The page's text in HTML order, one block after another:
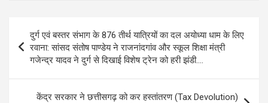
ce
b
o
o
k
se
g
er
at
s
A
p
p
e
gr
a
m
ail py
Li
n
k
ar
Post
navigation
दुर्ग एवं बस्तर संभाग के 876 तीर्थ यात्रियों का दल अयोध्या धाम के लिए
रवाना: सांसद संतोष पाण्डेय ने राजनांदगांव और स्कूल शिक्षा मंत्री
गजेन्द्र यादव ने दुर्ग से दिखाई विशेष ट्रेन को हरी झंडी….
केंद्र सरकार ने छत्तीसगढ़ को कर हस्तांतरण (Tax Devolution)